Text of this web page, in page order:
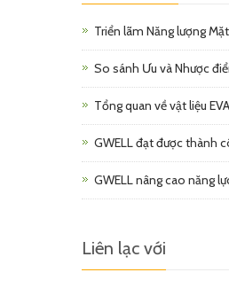
Triển lãm Năng lượng
So sánh Ưu và Nhược
Tổng quan về vật liệu
GWELL đạt được thành
GWELL nâng cao năng
Liên lạc với